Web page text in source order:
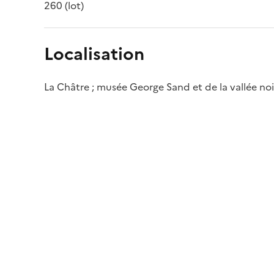
260 (lot)
Localisation
La Châtre ; musée George Sand et de la vallée